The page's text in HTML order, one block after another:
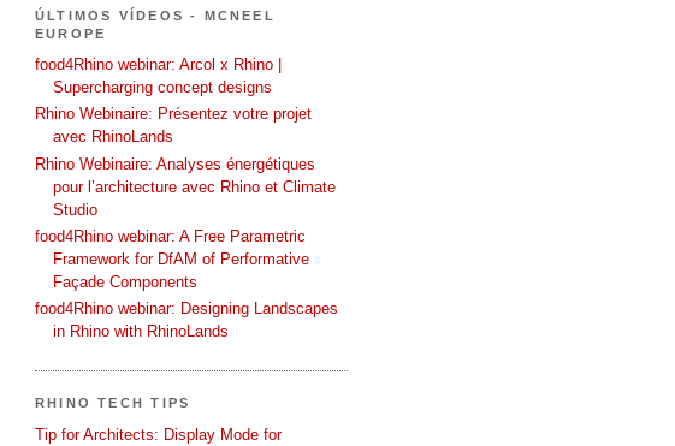
ÚLTIMOS VÍDEOS - MCNEEL
EUROPE
food4Rhino webinar: Arcol x Rhino |
Supercharging concept designs
Rhino Webinaire: Présentez votre projet
avec RhinoLands
Rhino Webinaire: Analyses énergétiques
pour l’architecture avec Rhino et Climate
Studio
food4Rhino webinar: A Free Parametric
Framework for DfAM of Performative
Façade Components
food4Rhino webinar: Designing Landscapes
in Rhino with RhinoLands
RHINO TECH TIPS
Tip for Architects: Display Mode for